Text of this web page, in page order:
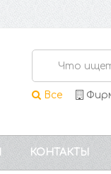
Все
КОНТАКТЫ